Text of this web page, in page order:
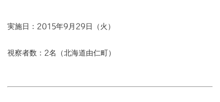
実施日：2015年9月29日（火）
視察者数：2名（北海道由仁町）